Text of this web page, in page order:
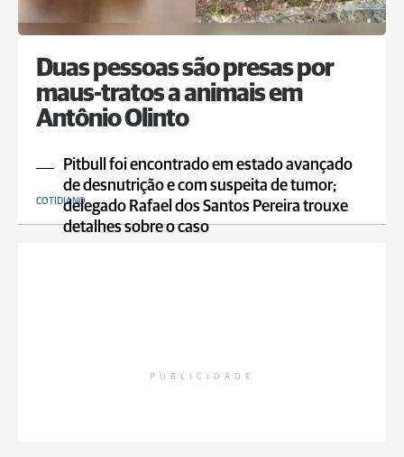
Duas pessoas são presas por
maus-tratos a animais em
Antônio Olinto
Pitbull foi encontrado em estado avançado
de desnutrição e com suspeita de tumor;
delegado Rafael dos Santos Pereira trouxe
detalhes sobre o caso
COTIDIANO
PUBLICIDADE